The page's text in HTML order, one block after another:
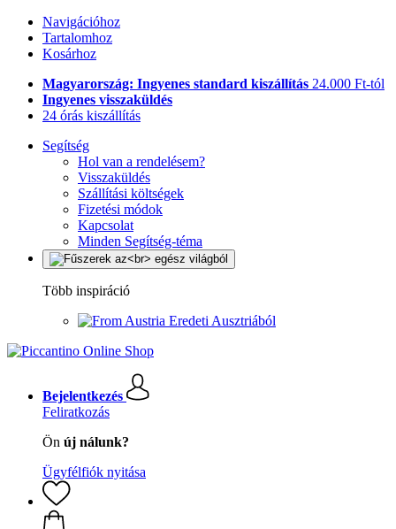
Navigációhoz
Tartalomhoz
Kosárhoz
Magyarország: Ingyenes standard kiszállítás 24.000 Ft-tól
Ingyenes visszaküldés
24 órás kiszállítás
Segítség
Hol van a rendelésem?
Visszaküldés
Szállítási költségek
Fizetési módok
Kapcsolat
Minden Segítség-téma
Több inspiráció
Eredeti Ausztriából
Bejelentkezés
Feliratkozás
Ön új nálunk?
Ügyfélfiók nyitása